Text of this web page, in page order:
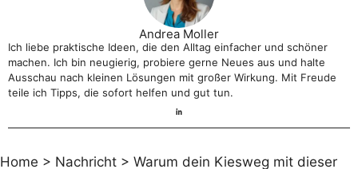
Andrea Moller
Ich liebe praktische Ideen, die den Alltag einfacher und schöner
machen. Ich bin neugierig, probiere gerne Neues aus und halte
Ausschau nach kleinen Lösungen mit großer Wirkung. Mit Freude
teile ich Tipps, die sofort helfen und gut tun.
Home > Nachricht > Warum dein Kiesweg mit dieser